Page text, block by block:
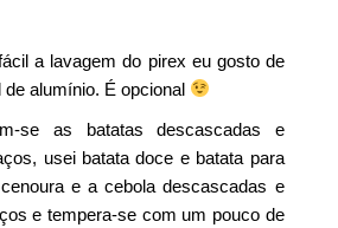
a lavagem do pirex eu gosto de
alumínio. É opcional
se as batatas descascadas e
usei batata doce e batata para
e a cebola descascadas e
e tempera-se com um pouco de